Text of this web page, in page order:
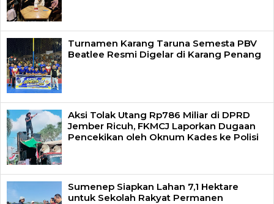
Turnamen Karang Taruna Semesta PBV
Beatlee Resmi Digelar di Karang Penang
Aksi Tolak Utang Rp786 Miliar di DPRD
Jember Ricuh, FKMCJ Laporkan Dugaan
Pencekikan oleh Oknum Kades ke Polisi
Sumenep Siapkan Lahan 7,1 Hektare
untuk Sekolah Rakyat Permanen